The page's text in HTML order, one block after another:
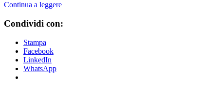
Continua a leggere
Condividi con:
Stampa
Facebook
LinkedIn
WhatsApp